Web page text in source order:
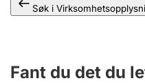
Søk i
Fant du det du